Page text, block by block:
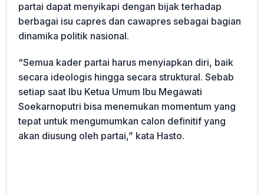
partai dapat menyikapi dengan bijak terhadap
berbagai isu capres dan cawapres sebagai bagian
dinamika politik nasional.
“Semua kader partai harus menyiapkan diri, baik
secara ideologis hingga secara struktural. Sebab
setiap saat Ibu Ketua Umum Ibu Megawati
Soekarnoputri bisa menemukan momentum yang
tepat untuk mengumumkan calon definitif yang
akan diusung oleh partai,” kata Hasto.